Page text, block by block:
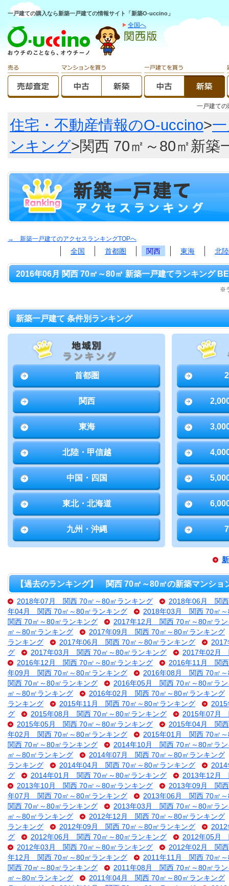
一戸建ての購入なら新築一戸建ての情報サイト「新築O-uccino」
全国へ
一戸建て
住宅・不動産情報のO-uccino>
ンキング>関西 70㎡～80㎡新築
→ 新築一戸建てのアクセスランキングTOPへ
全国 首都圏 関西 東海 北
2016年06月 関西 70㎡～80㎡ 新築一戸建てランキング
※
新築一戸建て 条件別ランキング
首都圏
関西
東海
北陸・甲信越
中国・四国
東北・北海道
九州・沖縄
【過去のランキング】 関西 70㎡～80㎡の新築マンショ
2018年07月 関西 70㎡～80㎡ランキング
2018年06月 関西
年04月 関西 70㎡～80㎡ランキング
2018年03月 関西 70㎡～
関西 70㎡～80㎡ランキング
2017年12月 関西 70㎡～80㎡ラン
㎡～80㎡ランキング
2017年09月 関西 70㎡～80㎡ランキング
ランキング
2017年06月 関西 70㎡～80㎡ランキング
グ
2017年03月 関西 70㎡～80㎡ランキング
2017年02月
2016年12月 関西 70㎡～80㎡ランキング
2016年11月 関西
年09月 関西 70㎡～80㎡ランキング
2016年08月 関西 70㎡～
関西 70㎡～80㎡ランキング
2016年05月 関西 70㎡～80㎡ラン
㎡～80㎡ランキング
2016年02月 関西 70㎡～80㎡ランキング
ランキング
2015年11月 関西 70㎡～80㎡ランキング
グ
2015年08月 関西 70㎡～80㎡ランキング
2015年07月
2015年05月 関西 70㎡～80㎡ランキング
2015年04月 関西
年02月 関西 70㎡～80㎡ランキング
2015年01月 関西 70㎡～
関西 70㎡～80㎡ランキング
2014年10月 関西 70㎡～80㎡ラン
㎡～80㎡ランキング
2014年07月 関西 70㎡～80㎡ランキング
ランキング
2014年04月 関西 70㎡～80㎡ランキング
グ
2014年01月 関西 70㎡～80㎡ランキング
2013年12月
2013年10月 関西 70㎡～80㎡ランキング
2013年09月 関西
年07月 関西 70㎡～80㎡ランキング
2013年06月 関西 70㎡～
関西 70㎡～80㎡ランキング
2013年03月 関西 70㎡～80㎡ラン
㎡～80㎡ランキング
2012年12月 関西 70㎡～80㎡ランキング
ランキング
2012年09月 関西 70㎡～80㎡ランキング
グ
2012年06月 関西 70㎡～80㎡ランキング
2012年05月
2012年03月 関西 70㎡～80㎡ランキング
2012年02月 関西
年12月 関西 70㎡～80㎡ランキング
2011年11月 関西 70㎡～
関西 70㎡～80㎡ランキング
2011年08月 関西 70㎡～80㎡ラン
㎡～80㎡ランキング
2011年04月 関西 70㎡～80㎡ランキング